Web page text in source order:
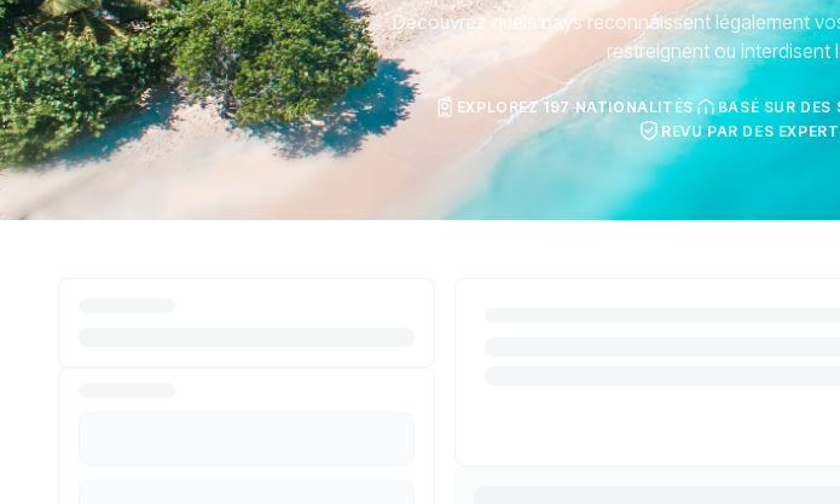
Découvrez quels pays reconnaissent légalement
restreignent ou interdisent
EXPLOREZ 197 NATIONALITÉS
BASÉ SUR DES
REVU PAR DES